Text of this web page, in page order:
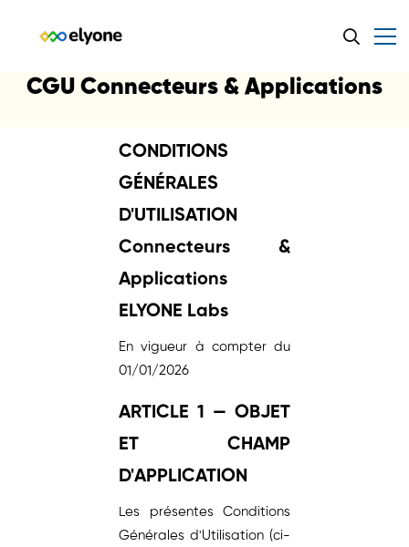
CGU Connecteurs & Applications
CONDITIONS
GÉNÉRALES
D'UTILISATION
Connecteurs &
Applications
ELYONE Labs
En vigueur à compter du
01/01/2026
ARTICLE 1 — OBJET
ET CHAMP
D'APPLICATION
Les présentes Conditions
Générales d'Utilisation (ci-